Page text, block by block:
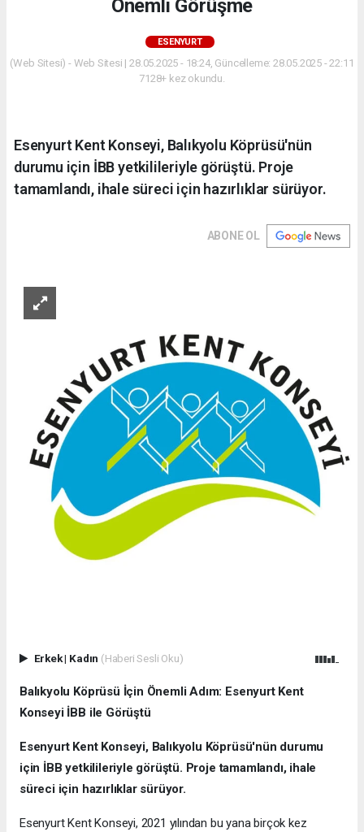
Önemli Görüşme
ESENYURT
(Web Sitesi) - Web Sitesi | 28.05.2025 - 18:24, Güncelleme: 28.05.2025 - 22:11
7128+ kez okundu.
Esenyurt Kent Konseyi, Balıkyolu Köprüsü'nün
durumu için İBB yetkilileriyle görüştü. Proje
tamamlandı, ihale süreci için hazırlıklar sürüyor.
ABONE OL
Erkek| Kadın (Haberi Sesli Oku)
Balıkyolu Köprüsü İçin Önemli Adım: Esenyurt Kent
Konseyi İBB ile Görüştü
Esenyurt Kent Konseyi, Balıkyolu Köprüsü'nün durumu
için İBB yetkilileriyle görüştü. Proje tamamlandı, ihale
süreci için hazırlıklar sürüyor.
Esenyurt Kent Konseyi, 2021 yılından bu yana birçok kez